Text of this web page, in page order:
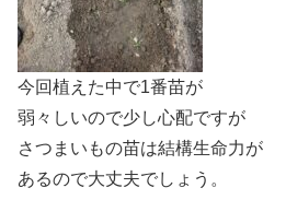
今回植えた中で1番苗が
弱々しいので少し心配ですが
さつまいもの苗は結構生命力が
あるので大丈夫でしょう。